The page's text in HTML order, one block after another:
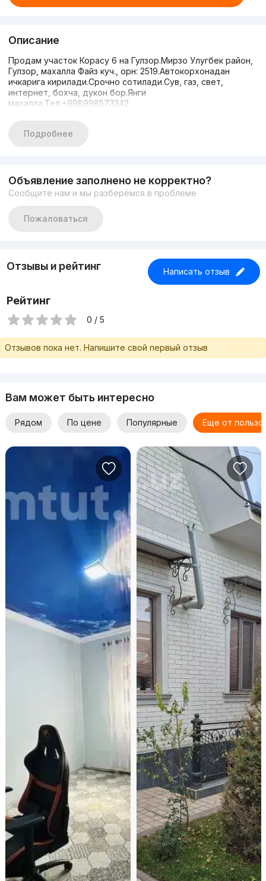
Описание
Продам участок Корасу 6 на Гулзор.Мирзо Улугбек район,
Гулзор, махалла Файз куч., орн: 2519.Автокорхонадан
ичкарига кирилади.Срочно сотилади.Сув, газ, свет,
интернет, бохча, дукон бор.Янги
махалла.Тел:+998998573342
Подробнее
Объявление заполнено не корректно?
Сообщите нам и мы разберёмся в проблеме
Пожаловаться
Отзывы и рейтинг Написать отзыв
Рейтинг
0 / 5
Отзывов пока нет. Напишите свой первый отзыв
Вам может быть интересно
Рядом По цене Популярные Еще от